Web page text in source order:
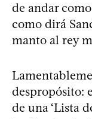
de andar
como dirá
manto al rey
despropósito:
de una ‘Lista